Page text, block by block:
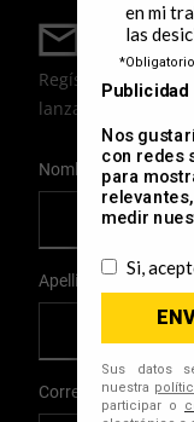
Regístrate para
lanzamientos de
User Details
Nombre
Apellido
Correo Electrónico